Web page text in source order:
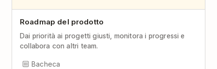
Roadmap del prodotto
Dai priorità ai progetti giusti, monitora i progressi e
collabora con altri team.
Bacheca